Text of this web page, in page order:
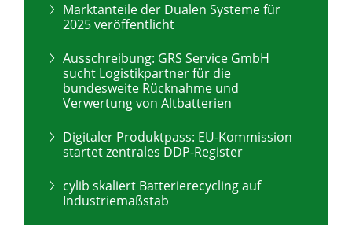
Marktanteile der Dualen Systeme für
2025 veröffentlicht
Ausschreibung: GRS Service GmbH
sucht Logistikpartner für die
bundesweite Rücknahme und
Verwertung von Altbatterien
Digitaler Produktpass: EU-Kommission
startet zentrales DDP-Register
cylib skaliert Batterierecycling auf
Industriemaßstab